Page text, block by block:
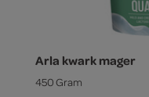
Arla kwark mager
450 Gram